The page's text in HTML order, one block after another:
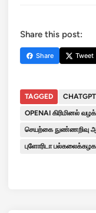
Share this post:
Share Tweet
TAGGED
OPENAI கிரிமினல்
செயற்கை நுண்ணறிவு
புளோரிடா